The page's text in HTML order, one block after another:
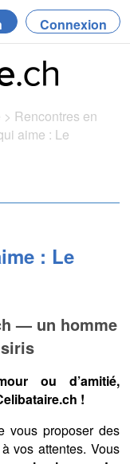
Connexion
> Rencontres en
aime : Le
: Le
— un homme
ou d’amitié,
!
vous proposer des
vos attentes. Vous